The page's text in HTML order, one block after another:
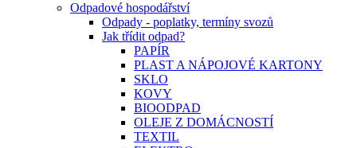
Odpadové hospodářství
Odpady - poplatky, termíny svozů
Jak třídit odpad?
PAPÍR
PLAST A NÁPOJOVÉ KARTONY
SKLO
KOVY
BIOODPAD
OLEJE Z DOMÁCNOSTÍ
TEXTIL